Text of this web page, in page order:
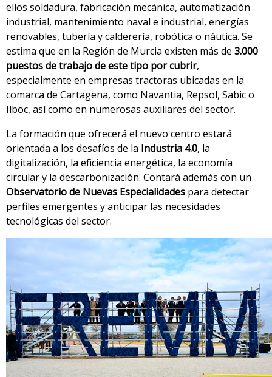
ellos soldadura, fabricación mecánica, automatización
industrial, mantenimiento naval e industrial, energías
renovables, tubería y calderería, robótica o náutica. Se
estima que en la Región de Murcia existen más de 3.000
puestos de trabajo de este tipo por cubrir,
especialmente en empresas tractoras ubicadas en la
comarca de Cartagena, como Navantia, Repsol, Sabic o
Ilboc, así como en numerosas auxiliares del sector.
La formación que ofrecerá el nuevo centro estará
orientada a los desafíos de la Industria 4.0, la
digitalización, la eficiencia energética, la economía
circular y la descarbonización. Contará además con un
Observatorio de Nuevas Especialidades para detectar
perfiles emergentes y anticipar las necesidades
tecnológicas del sector.